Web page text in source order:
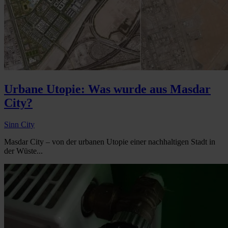
Urbane Utopie: Was wurde aus Masdar
City?
Sinn City
Masdar City – von der urbanen Utopie einer nachhaltigen Stadt in
der Wüste...